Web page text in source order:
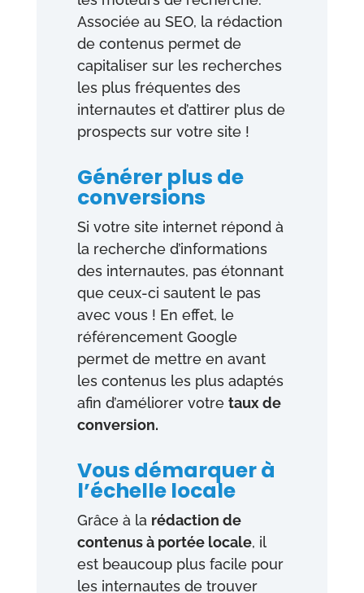
Associée au SEO, la rédaction
de contenus permet de
capitaliser sur les recherches
les plus fréquentes des
internautes et d’attirer plus de
prospects sur votre site !
Générer plus de
conversions
Si votre site internet répond à
la recherche d’informations
des internautes, pas étonnant
que ceux-ci sautent le pas
avec vous ! En effet, le
référencement Google
permet de mettre en avant
les contenus les plus adaptés
afin d’améliorer votre taux de
conversion.
Vous démarquer à
l’échelle locale
Grâce à la rédaction de
contenus à portée locale, il
est beaucoup plus facile pour
les internautes de trouver